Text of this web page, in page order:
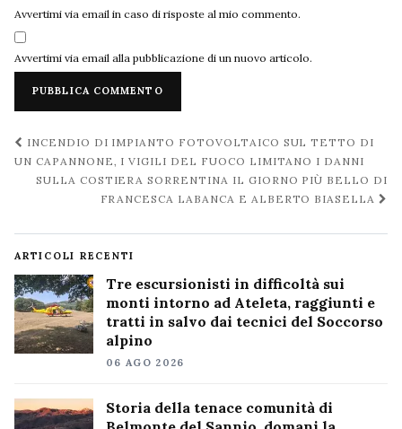
Avvertimi via email in caso di risposte al mio commento.
Avvertimi via email alla pubblicazione di un nuovo articolo.
Navigazione
post
INCENDIO DI IMPIANTO FOTOVOLTAICO SUL TETTO DI
UN CAPANNONE, I VIGILI DEL FUOCO LIMITANO I DANNI
SULLA COSTIERA SORRENTINA IL GIORNO PIÙ BELLO DI
FRANCESCA LABANCA E ALBERTO BIASELLA
ARTICOLI RECENTI
Tre escursionisti in difficoltà sui
monti intorno ad Ateleta, raggiunti e
tratti in salvo dai tecnici del Soccorso
alpino
06 AGO 2026
Storia della tenace comunità di